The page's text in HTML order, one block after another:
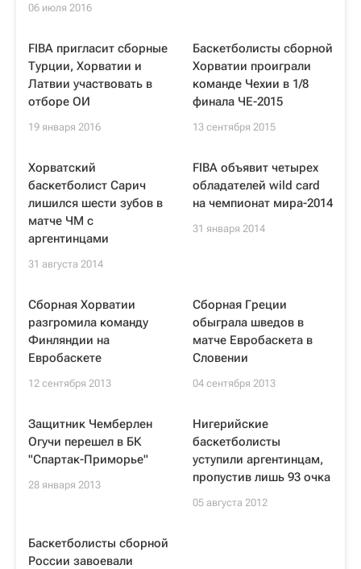
06 июля 2016
FIBA пригласит сборные
Турции, Хорватии и
Латвии участвовать в
отборе ОИ
19 января 2016
Баскетболисты сборной
Хорватии проиграли
команде Чехии в 1/8
финала ЧЕ-2015
13 сентября 2015
Хорватский
баскетболист Сарич
лишился шести зубов в
матче ЧМ с
аргентинцами
31 августа 2014
FIBA объявит четырех
обладателей wild card
на чемпионат мира-2014
31 января 2014
Сборная Хорватии
разгромила команду
Финляндии на
Евробаскете
12 сентября 2013
Сборная Греции
обыграла шведов в
матче Евробаскета в
Словении
04 сентября 2013
Защитник Чемберлен
Огучи перешел в БК
"Спартак-Приморье"
28 января 2013
Нигерийские
баскетболисты
уступили аргентинцам,
пропустив лишь 93 очка
05 августа 2012
Баскетболисты сборной
России завоевали